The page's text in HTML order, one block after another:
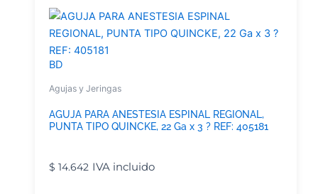
BD
Agujas y Jeringas
AGUJA PARA ANESTESIA ESPINAL REGIONAL,
PUNTA TIPO QUINCKE, 22 Ga x 3 ? REF: 405181
$ 14.642 IVA incluido